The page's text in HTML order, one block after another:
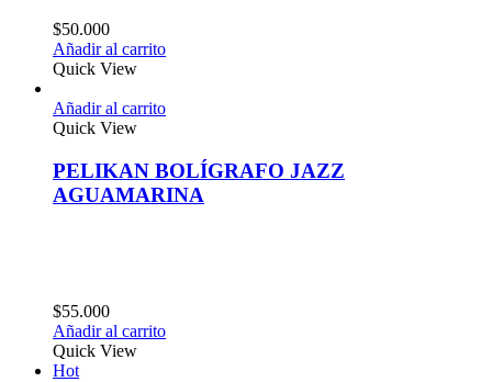
$50.000
Añadir al carrito
Quick View
Añadir al carrito
Quick View
PELIKAN BOLÍGRAFO JAZZ
AGUAMARINA
$55.000
Añadir al carrito
Quick View
Hot